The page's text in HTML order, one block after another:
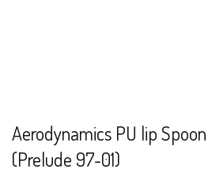
Aerodynamics PU lip
(Prelude 97-01)